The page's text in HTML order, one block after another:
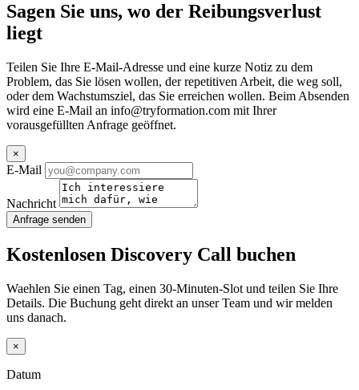
Sagen Sie uns, wo der Reibungsverlust
liegt
Teilen Sie Ihre E-Mail-Adresse und eine kurze Notiz zu dem
Problem, das Sie lösen wollen, der repetitiven Arbeit, die weg soll,
oder dem Wachstumsziel, das Sie erreichen wollen. Beim Absenden
wird eine E-Mail an info@tryformation.com mit Ihrer
vorausgefüllten Anfrage geöffnet.
×
E-Mail
Nachricht
Anfrage senden
Kostenlosen Discovery Call buchen
Waehlen Sie einen Tag, einen 30-Minuten-Slot und teilen Sie Ihre
Details. Die Buchung geht direkt an unser Team und wir melden
uns danach.
×
Datum